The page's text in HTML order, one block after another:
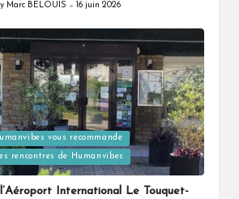
Marc BELOUIS 16 juin 2026
vous recommande
rencontres de Humanvibes
International Le Touquet-